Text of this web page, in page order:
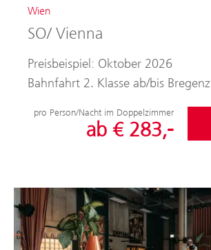
Wien
SO/ Vienna
Preisbeispiel: Oktober 2026
Bahnfahrt 2. Klasse ab/bis Bregenz
pro Person/Nacht im Doppelzimmer
ab € 283,-